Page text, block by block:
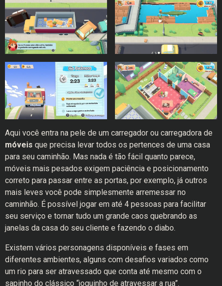
Aqui você entra na pele de um carregador ou carregadora de
móveis que precisa levar todos os pertences de uma casa
para seu caminhão. Mas nada é tão fácil quanto parece,
móveis mais pesados exigem paciência e posicionamento
correto para passar entre as portas, por exemplo, já outros
mais leves você pode simplesmente arremessar no
caminhão. É possível jogar em até 4 pessoas para facilitar
seu serviço e tornar tudo um grande caos quebrando as
janelas da casa do seu cliente e fazendo o diabo.
Existem vários personagens disponíveis e fases em
diferentes ambientes, alguns com desafios variados como
um rio para ser atravessado que conta até mesmo com o
sapinho do clássico “joguinho de atravessar a rua”.